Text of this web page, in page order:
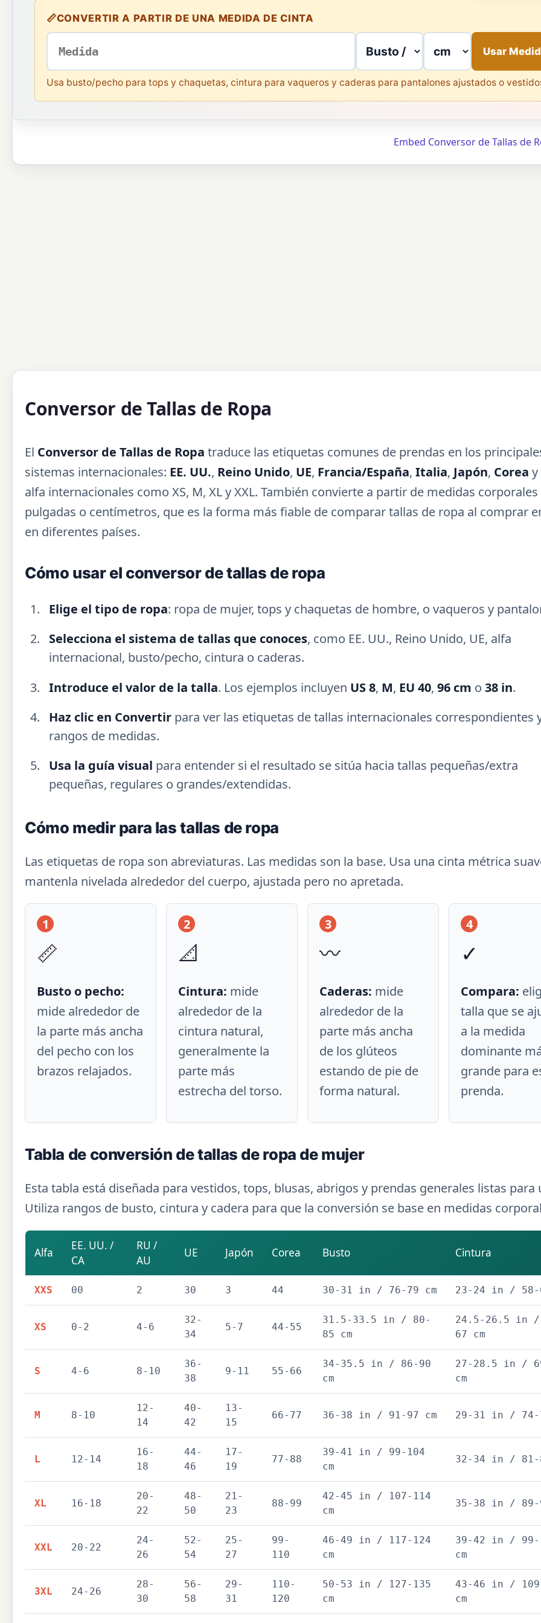
📏CONVERTIR A PARTIR DE UNA MEDIDA DE CINTA
Usar
Usa busto/pecho para tops y chaquetas, cintura para vaqueros y caderas para pantalones ajustados o
Embed Conversor de Tallas de
Conversor de Tallas de Ropa
El Conversor de Tallas de Ropa traduce las etiquetas comunes de prendas en los
sistemas internacionales: EE. UU., Reino Unido, UE, Francia/España, Italia, Japón, Corea y
alfa internacionales como XS, M, XL y XXL. También convierte a partir de medidas corporales
pulgadas o centímetros, que es la forma más fiable de comparar tallas de ropa al comprar
en diferentes países.
Cómo usar el conversor de tallas de ropa
Elige el tipo de ropa: ropa de mujer, tops y chaquetas de hombre, o vaqueros y
Selecciona el sistema de tallas que conoces, como EE. UU., Reino Unido, UE, alfa
internacional, busto/pecho, cintura o caderas.
Introduce el valor de la talla. Los ejemplos incluyen US 8, M, EU 40, 96 cm o 38 in.
Haz clic en Convertir para ver las etiquetas de tallas internacionales correspondientes
rangos de medidas.
Usa la guía visual para entender si el resultado se sitúa hacia tallas pequeñas/extra
pequeñas, regulares o grandes/extendidas.
Cómo medir para las tallas de ropa
Las etiquetas de ropa son abreviaturas. Las medidas son la base. Usa una cinta métrica
mantenla nivelada alrededor del cuerpo, ajustada pero no apretada.
1
📏
Busto o pecho:
mide alrededor de
la parte más ancha
del pecho con los
brazos relajados.
2
📐
Cintura: mide
alrededor de la
cintura natural,
generalmente la
parte más
estrecha del torso.
3
〰️
Caderas: mide
alrededor de la
parte más ancha
de los glúteos
estando de pie de
forma natural.
4
✓
Compara:
talla que se
a la medida
dominante
grande para
prenda.
Tabla de conversión de tallas de ropa de mujer
Esta tabla está diseñada para vestidos, tops, blusas, abrigos y prendas generales listas para
Utiliza rangos de busto, cintura y cadera para que la conversión se base en medidas
Alfa
EE. UU. /
CA
RU /
AU
UE Japón Corea Busto Cintura
XXS 00 2 30 3 44 30-31 in / 76-79 cm 23-24 in / 58-
XS 0-2 4-6
32-
34
5-7 44-55
31.5-33.5 in / 80-
85 cm
24.5-26.5 in /
67 cm
S 4-6 8-10
36-
38
9-11 55-66
34-35.5 in / 86-90
cm
27-28.5 in /
cm
M 8-10
12-
14
40-
42
13-
15
66-77 36-38 in / 91-97 cm 29-31 in / 74-
L 12-14
16-
18
44-
46
17-
19
77-88
39-41 in / 99-104
cm
32-34 in / 81-
XL 16-18
20-
22
48-
50
21-
23
88-99
42-45 in / 107-114
cm
35-38 in / 89-
XXL 20-22
24-
26
52-
54
25-
27
99-
110
46-49 in / 117-124
cm
39-42 in / 99-
cm
3XL 24-26
28-
30
56-
58
29-
31
110-
120
50-53 in / 127-135
cm
43-46 in /
cm